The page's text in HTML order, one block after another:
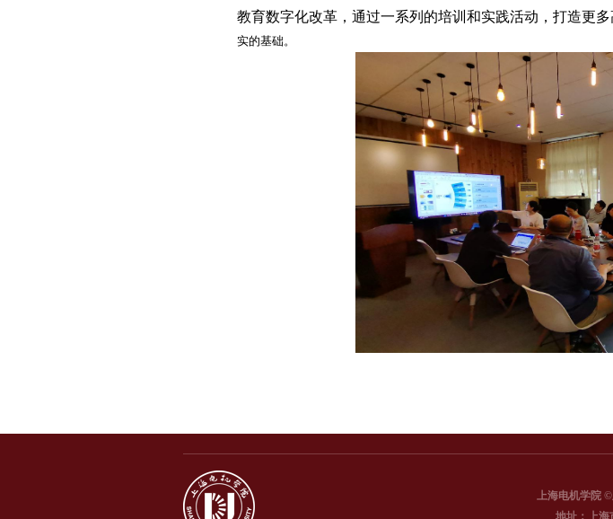
教育数字化改革，通过一系列的培训和实践活动，打造更
实的基础。
上海电机学院 ©